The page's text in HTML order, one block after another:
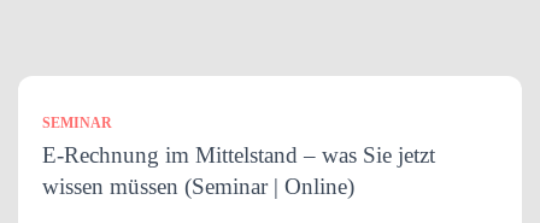
SEMINAR
E-Rechnung im Mittelstand – was Sie jetzt
wissen müssen (Seminar | Online)